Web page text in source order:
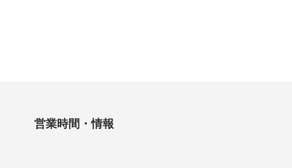
営業時間・情報